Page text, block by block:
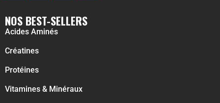
NOS BEST-SELLERS
Acides Aminés
Créatines
Protéines
Vitamines & Minéraux